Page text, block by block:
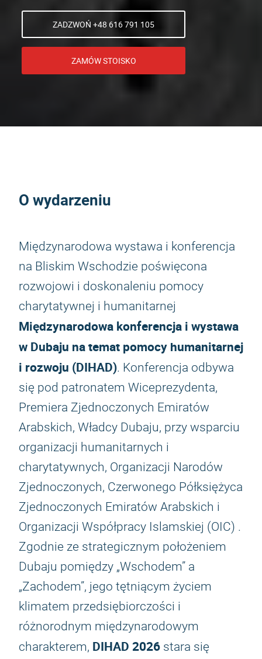
ZADZWOŃ +48 616 791 105
ZAMÓW STOISKO
O wydarzeniu
Międzynarodowa wystawa i konferencja
na Bliskim Wschodzie poświęcona
rozwojowi i doskonaleniu pomocy
charytatywnej i humanitarnej
Międzynarodowa konferencja i wystawa
w Dubaju na temat pomocy humanitarnej
i rozwoju (DIHAD). Konferencja odbywa
się pod patronatem Wiceprezydenta,
Premiera Zjednoczonych Emiratów
Arabskich, Władcy Dubaju, przy wsparciu
organizacji humanitarnych i
charytatywnych, Organizacji Narodów
Zjednoczonych, Czerwonego Półksiężyca
Zjednoczonych Emiratów Arabskich i
Organizacji Współpracy Islamskiej (OIC) .
Zgodnie ze strategicznym położeniem
Dubaju pomiędzy „Wschodem” a
„Zachodem”, jego tętniącym życiem
klimatem przedsiębiorczości i
różnorodnym międzynarodowym
charakterem, DIHAD 2026 stara się